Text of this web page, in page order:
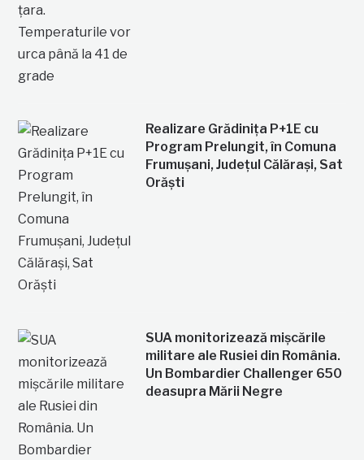
Realizare Grădinița P+1E cu
Program Prelungit, în Comuna
Frumușani, Județul Călărași, Sat
Orăști
SUA monitorizează mișcările
militare ale Rusiei din România.
Un Bombardier Challenger 650
deasupra Mării Negre